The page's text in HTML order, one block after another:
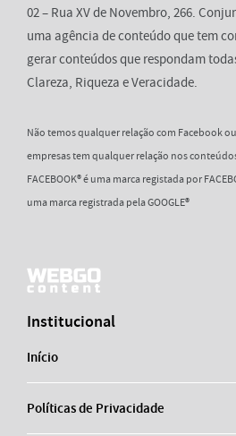
02 – Rua XV de Novembro, 266.
uma agência de conteúdo que tem
gerar conteúdos que respondam
Clareza, Riqueza e Veracidade.
Não temos qualquer relação com Facebook
empresas tem qualquer relação nos
FACEBOOK® é uma marca registada por
uma marca registrada pela GOOGLE®
Institucional
Início
Políticas de Privacidade